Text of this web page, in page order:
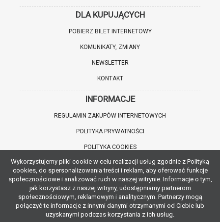
DLA KUPUJĄCYCH
POBIERZ BILET INTERNETOWY
KOMUNIKATY, ZMIANY
NEWSLETTER
KONTAKT
INFORMACJE
REGULAMIN ZAKUPÓW INTERNETOWYCH
POLITYKA PRYWATNOŚCI
POLITYKA COOKIES
WARTO WIEDZIEĆ
INFORMACJE O ZNIŻKACH
JAK DOJECHAĆ
Wykorzystujemy pliki cookie w celu realizacji usług zgodnie z Polityką
cookies, do spersonalizowania treści i reklam, aby oferować funkcje
społecznościowe i analizować ruch w naszej witrynie. Informacje o tym,
jak korzystasz z naszej witryny, udostępniamy partnerom
społecznościowym, reklamowym i analitycznym. Partnerzy mogą
połączyć te informacje z innymi danymi otrzymanymi od Ciebie lub
uzyskanymi podczas korzystania z ich usług.